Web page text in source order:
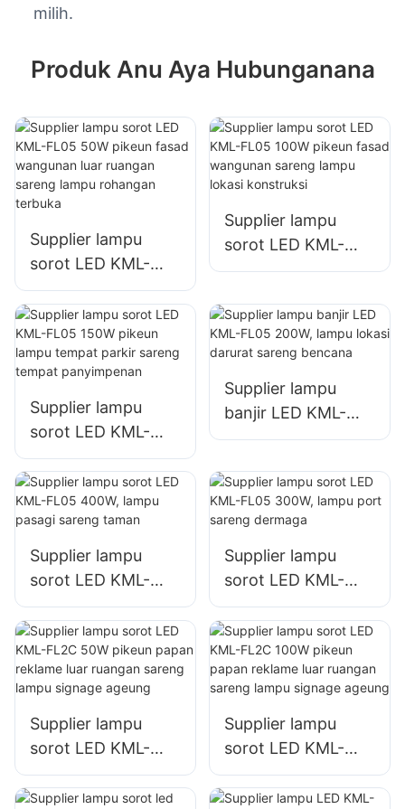
milih.
Produk Anu Aya Hubunganana
Supplier lampu
sorot LED KML-
FL05 50W pikeun
fasad wangunan
luar ruangan
sareng lampu
Supplier lampu
sorot LED KML-
FL05 100W pikeun
sareng lampu lokasi
konstruksi
Supplier lampu
sorot LED KML-
FL05 150W pikeun
lampu tempat
parkir sareng
tempat
panyimpenan
Supplier lampu
banjir LED KML-
FL05 200W, lampu
sareng bencana
Supplier lampu
sorot LED KML-
FL05 400W, lampu
pasagi sareng
taman
Supplier lampu
sorot LED KML-
FL05 300W, lampu
port sareng
dermaga
Supplier lampu
sorot LED KML-
FL2C 50W pikeun
papan reklame luar
Supplier lampu
sorot LED KML-
FL2C 100W pikeun
papan reklame luar